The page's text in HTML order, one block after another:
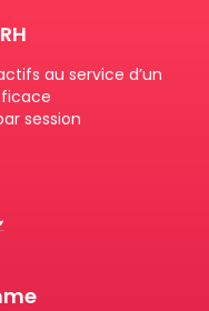
au service d’un
session